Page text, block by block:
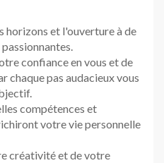
horizons et l'ouverture à de
confiance en vous et de
chaque pas audacieux vous
compétences et
votre vie personnelle
créativité et de votre